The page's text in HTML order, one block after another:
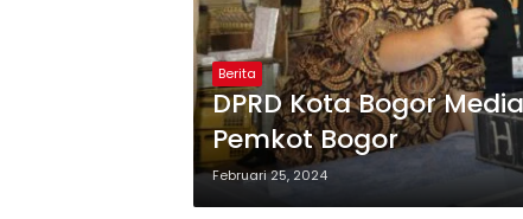
Berita
DPRD Kota Bogor
Pemkot Bogor
Februari 25, 2024